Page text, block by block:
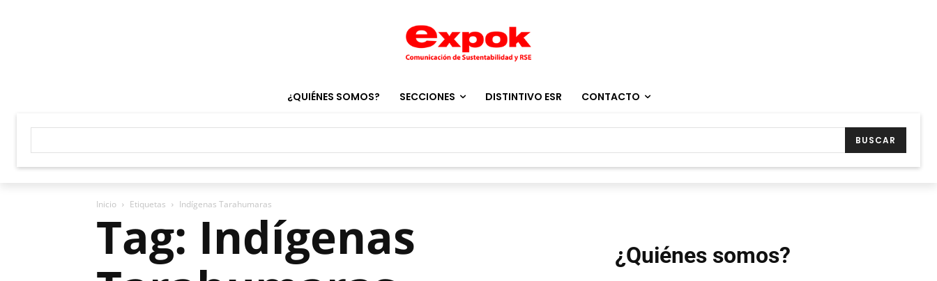
¿QUIÉNES SOMOS? SECCIONES DISTINTIVO ESR CONTACTO
BUSCAR
Inicio Etiquetas Indígenas Tarahumaras
Tag: Indígenas
¿Quiénes somos?